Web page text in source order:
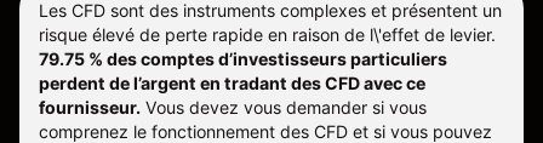
Les CFD sont des instruments complexes et présentent un
risque élevé de perte rapide en raison de l\'effet de levier.
79.75 % des comptes d’investisseurs particuliers
perdent de l’argent en tradant des CFD avec ce
fournisseur. Vous devez vous demander si vous
comprenez le fonctionnement des CFD et si vous pouvez